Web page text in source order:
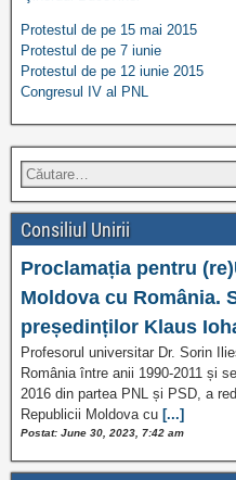
Protestul de pe 15 mai 2015
Protestul de pe 7 iunie
Protestul de pe 12 iunie 2015
Congresul IV al PNL
Consiliul Unirii
Proclamația pentru
Moldova cu România.
președinților Klaus
Profesorul universitar Dr. Sorin
România între anii 1990-2011 și
2016 din partea PNL și PSD, a
Republicii Moldova cu [...]
Postat: June 30, 2023, 7:42 am